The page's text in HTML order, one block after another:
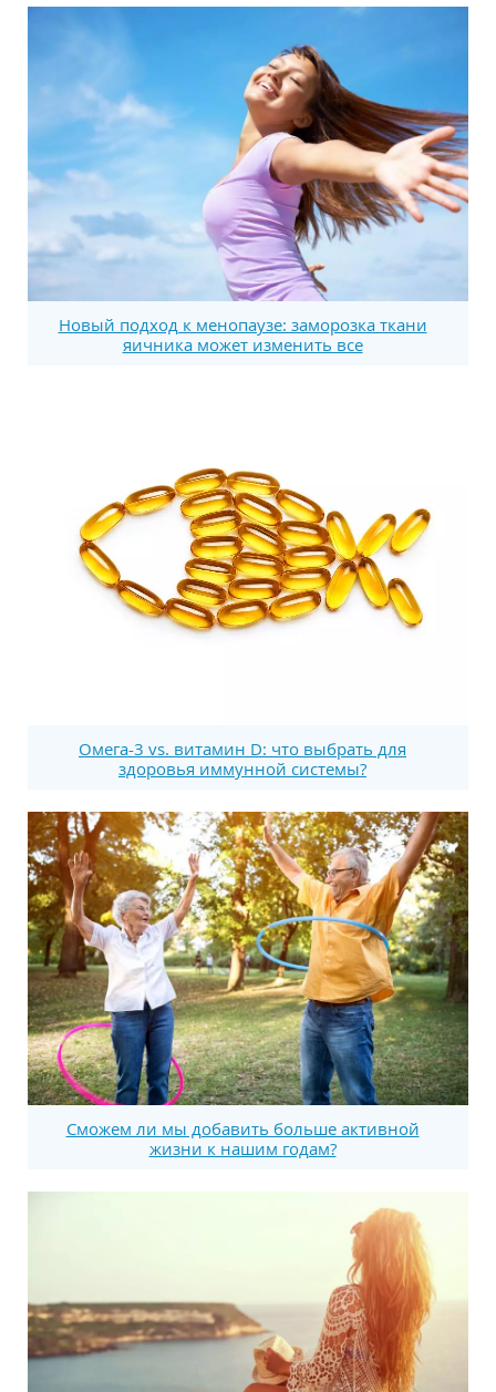
Новый подход к менопаузе: заморозка ткани
яичника может изменить все
Омега-3 vs. витамин D: что выбрать для
здоровья иммунной системы?
Сможем ли мы добавить больше активной
жизни к нашим годам?